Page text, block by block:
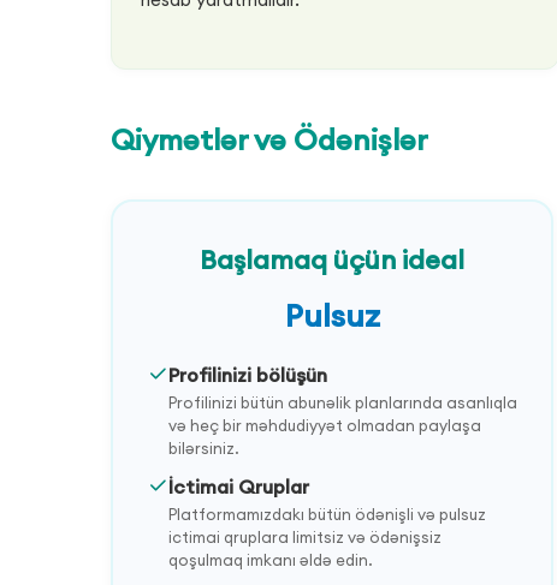
Qiymətlər və Ödənişlər
Başlamaq üçün ideal
Pulsuz
Profilinizi bölüşün
Profilinizi bütün abunəlik planlarında asanlıqla
və heç bir məhdudiyyət olmadan paylaşa
bilərsiniz.
İctimai Qruplar
Platformamızdakı bütün ödənişli və pulsuz
ictimai qruplara limitsiz və ödənişsiz
qoşulmaq imkanı əldə edin.